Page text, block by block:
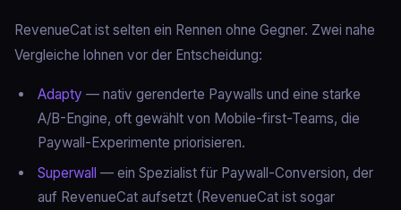
RevenueCat ist selten ein Rennen ohne Gegner. Zwei nahe
Vergleiche lohnen vor der Entscheidung:
Adapty — nativ gerenderte Paywalls und eine starke
A/B-Engine, oft gewählt von Mobile-first-Teams, die
Paywall-Experimente priorisieren.
Superwall — ein Spezialist für Paywall-Conversion, der
auf RevenueCat aufsetzt (RevenueCat ist sogar